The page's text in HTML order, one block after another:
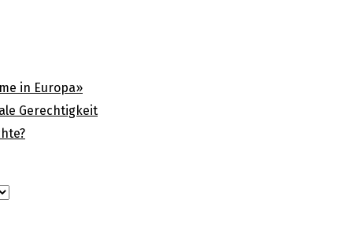
in Europa»
Gerechtigkeit